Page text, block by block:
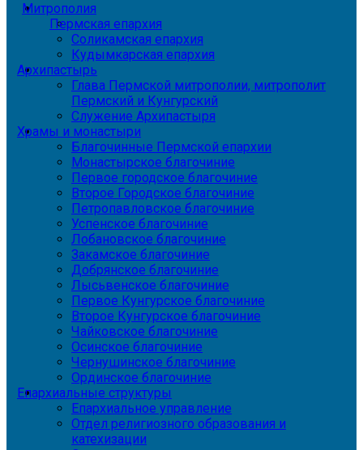
Митрополия
Пермская епархия
Соликамская епархия
Кудымкарская епархия
Архипастырь
Глава Пермской митрополии, митрополит
Пермский и Кунгурский
Служение Архипастыря
Храмы и монастыри
Благочинные Пермской епархии
Монастырское благочиние
Первое городское благочиние
Второе Городское благочиние
Петропавловское благочиние
Успенское благочиние
Лобановское благочиние
Закамское благочиние
Добрянское благочиние
Лысьвенское благочиние
Первое Кунгурское благочиние
Второе Кунгурское благочиние
Чайковское благочиние
Осинское благочиние
Чернушинское благочиние
Ординское благочиние
Епархиальные структуры
Епархиальное управление
Отдел религиозного образования и
катехизации